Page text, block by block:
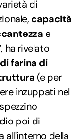
di
capacità
e
ha rivelato
farina di
(e per
inzuppati nel
poi di
all'interno della